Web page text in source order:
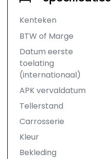
Kenteken
BTW of Marge
Datum eerste
toelating
(internationaal)
APK vervaldatum
Tellerstand
Carrosserie
Kleur
Bekleding